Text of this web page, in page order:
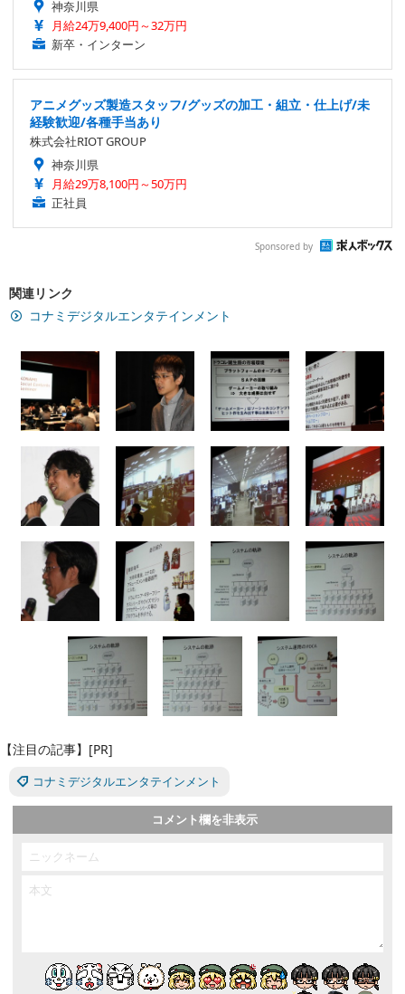
神奈川県
月給24万9,400円～32万円
新卒・インターン
アニメグッズ製造スタッフ/グッズの加工・組立・仕上げ/未
経験歓迎/各種手当あり
株式会社RIOT GROUP
神奈川県
月給29万8,100円～50万円
正社員
Sponsored by
関連リンク
コナミデジタルエンタテインメント
【注目の記事】[PR]
コナミデジタルエンタテインメント
コメント欄を非表示